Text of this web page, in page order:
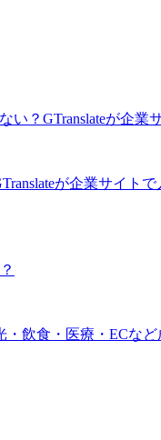
が企業サイト
飲食・医療・ECな